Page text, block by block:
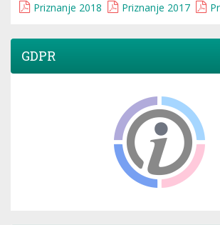
Priznanje 2018
Priznanje 2017
GDPR